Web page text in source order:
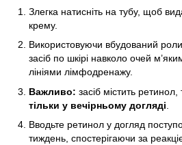
Злегка натисніть на тубу, щоб
крему.
Використовуючи вбудований
засіб по шкірі навколо очей
лініями лімфодренажу.
Важливо: засіб містить
тільки у вечірньому догляді
Вводьте ретинол у догляд
тиждень, спостерігаючи за